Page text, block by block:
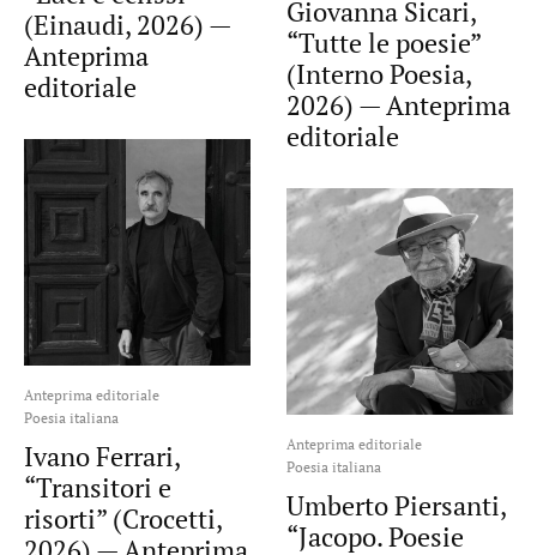
(Einaudi, 2026) —
Anteprima
editoriale
Anteprima editoriale
Poesia italiana
Ivano Ferrari,
“Transitori e
risorti” (Crocetti,
Giovanna Sicari,
“Tutte le poesie”
(Interno Poesia,
2026) — Anteprima
editoriale
Anteprima editoriale
Poesia italiana
Umberto Piersanti,
“Jacopo. Poesie